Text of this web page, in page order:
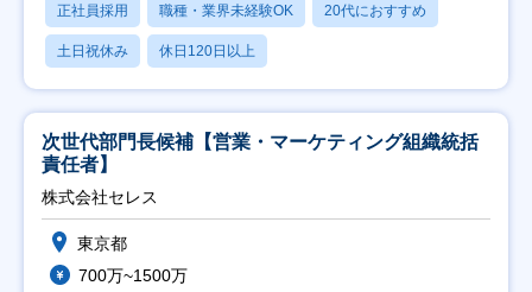
正社員採用 職種・業界未経験OK 20代におすすめ
土日祝休み 休日120日以上
次世代部門長候補【営業・マーケティング組織統括
責任者】
株式会社セレス
東京都
700万~1500万